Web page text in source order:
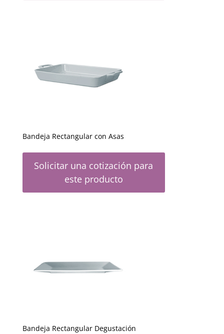
Bandeja Rectangular con Asas
Solicitar una cotización para
este producto
Bandeja Rectangular Degustación